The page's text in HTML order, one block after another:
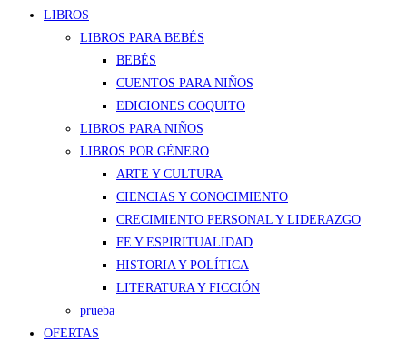
LIBROS
LIBROS PARA BEBÉS
BEBÉS
CUENTOS PARA NIÑOS
EDICIONES COQUITO
LIBROS PARA NIÑOS
LIBROS POR GÉNERO
ARTE Y CULTURA
CIENCIAS Y CONOCIMIENTO
CRECIMIENTO PERSONAL Y LIDERAZGO
FE Y ESPIRITUALIDAD
HISTORIA Y POLÍTICA
LITERATURA Y FICCIÓN
prueba
OFERTAS